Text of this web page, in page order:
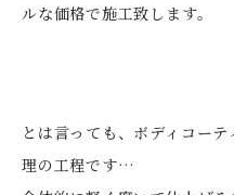
ルな価格で施工致します。
とは言っても、ボディコー
理の工程です…